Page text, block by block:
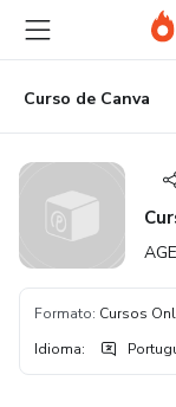
para
conteúdo
principal
para
pagamento
para
rodapé
Curso de Canva
Formato: Cursos
Idioma: